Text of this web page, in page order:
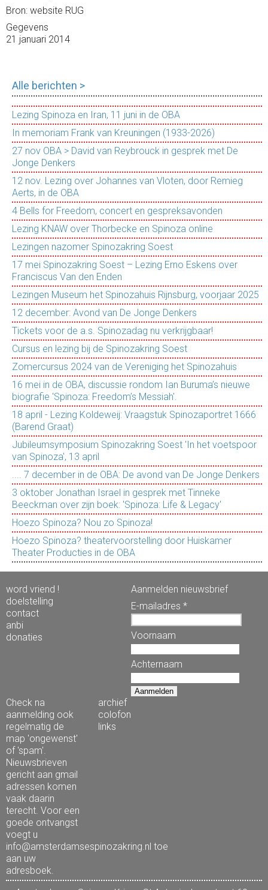
Bron: website RUG
Gegevens
21 januari 2014
Alle berichten >
Lezing Spinoza en Iran, 11 juni in de OBA
In memoriam Frank van Kreuningen (1933-2026)
27 nov OBA > David van Reybrouck in gesprek met De
Jonge Denkers
12 nov. Lezing over Johannes van Vloten, door Remieg
Aerts, in de OBA
4 Bells for Freedom, concert en gespreksavonden
Lezing KNAW over Thorbecke en Spinoza online
Lezingen nazomer Spinozakring Soest
17 mei Spinozakring Soest – Lezing Erno Eskens over
Franciscus Van den Enden
Lezingen Museum het Spinozahuis Rijnsburg, voorjaar 2025
12 december: Avond van De Jonge Denkers
Tickets voor de a.s. Spinozadag nu verkrijgbaar!
Cursus en lezing bij de Spinozakring Soest
Zomercursus 2024 van de Vereniging het Spinozahuis
16 mei in de OBA, discussie rondom Ian Buruma’s nieuwe
biografie 'Spinoza: Freedom’s Messiah'.
18 april - Lezing Koldeweij: Vraagstuk Spinozaportret 1666
(Barend Graat)
Jubileumsymposium Spinozakring Soest 'In het voetspoor
van Spinoza', 13 april
.... 7 december in de OBA: De avond van De Jonge Denkers
3 oktober Jonathan Israel in gesprek met Tinneke
Beeckman over zijn boek: 'Spinoza: Life & Legacy'
Hoezo Spinoza? Nou zo Spinoza!
Hoezo Spinoza? theatervoorstelling door Huiskamer
Theater Producties in de OBA
word vriend !
doelstelling
contact
anbi
donaties
Aanmelden nieuwsbrief
E-mailadres *
Voornaam
Achternaam
Check na
aanmelding ook
regelmatig de
map 'ongewenst'
of 'spam'.
Nieuwsbrieven
gericht aan gmail
adressen komen
vaak daarin
terecht. Voor een
goede ontvangst
voegt u
info@amsterdamsespinozakring.nl toe
aan uw
adresboek.
archief
colofon
links